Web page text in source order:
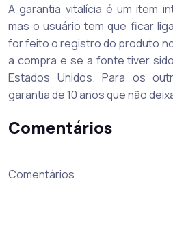
A garantia vitalícia é um item
mas o usuário tem que ficar
for feito o registro do produto
a compra e se a fonte tiver
Estados Unidos. Para os
garantia de 10 anos que não
Comentários
Comentários